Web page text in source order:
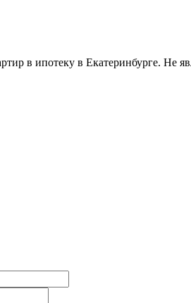
в ипотеку в Екатеринбурге. Не